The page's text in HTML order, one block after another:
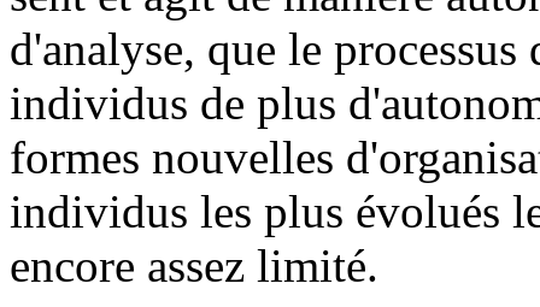
d'analyse, que le
individus de plus
formes nouvelles
individus les plus évolués
encore assez limité.